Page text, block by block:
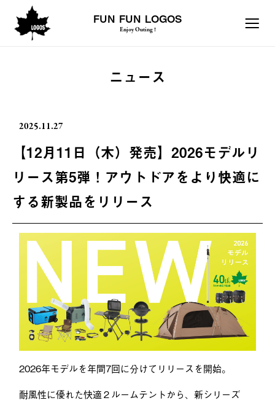
FUN FUN LOGOS
Enjoy Outing !
ニュース
2025.11.27
【12月11日（木）発売】2026モデルリ
リース第5弾！アウトドアをより快適に
する新製品をリリース
2026年モデルを年間7回に分けてリリースを開始。
耐風性に優れた快適２ルームテントから、新シリーズ